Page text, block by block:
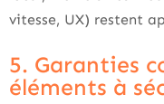
vitesse, UX) restent
5. Garanties
éléments à